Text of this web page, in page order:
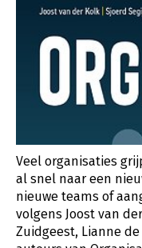
Veel organisaties
al snel naar een
nieuwe teams of
volgens Joost van
Zuidgeest, Lianne